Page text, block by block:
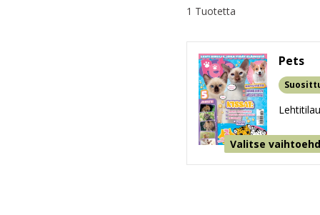
1 Tuotetta
Pets
Valitse